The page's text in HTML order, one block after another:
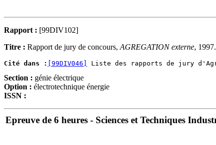
Rapport : [99DIV102]
Titre : Rapport de jury de concours, AGREGATION externe, 1997.
Cité dans : [99DIV046]
Section : génie électrique
Option : électrotechnique énergie
ISSN :
Epreuve de 6 heures - Sciences et Techniques